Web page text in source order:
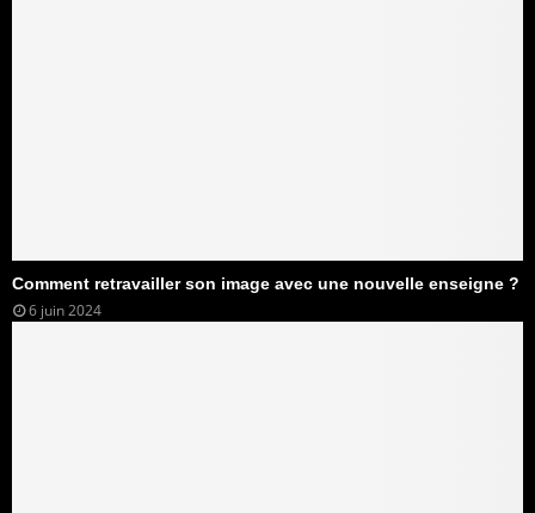
Comment retravailler son image avec une nouvelle enseigne ?
6 juin 2024